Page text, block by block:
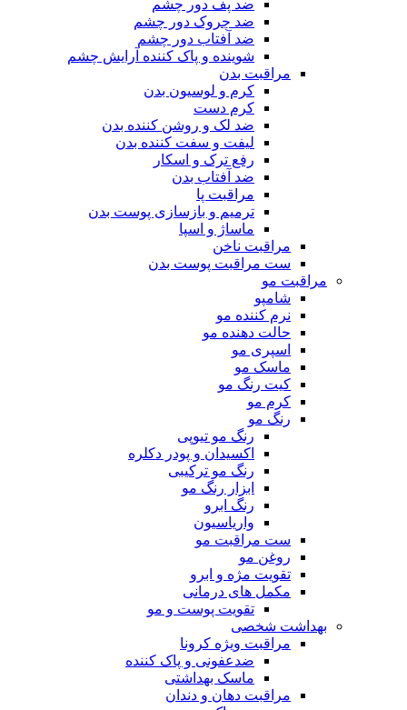
ضد پف دور چشم
ضد چروک دور چشم
ضد آفتاب دور چشم
شوینده و پاک کننده آرایش چشم
مراقبت بدن
کرم و لوسیون بدن
کرم دست
ضد لک و روشن کننده بدن
لیفت و سفت کننده بدن
رفع ترک و اسکار
ضد آفتاب بدن
مراقبت پا
ترمیم و بازسازی پوست بدن
ماساژ و اسپا
مراقبت ناخن
ست مراقبت پوست بدن
مراقبت مو
شامپو
نرم کننده مو
حالت دهنده مو
اسپری مو
ماسک مو
کیت رنگ مو
کرم مو
رنگ مو
رنگ مو تیوپی
اکسیدان و پودر دکلره
رنگ مو ترکیبی
ابزار رنگ مو
رنگ ابرو
واریاسیون
ست مراقبت مو
روغن مو
تقویت مژه و ابرو
مکمل های درمانی
تقویت پوست و مو
بهداشت شخصی
مراقبت ویژه کرونا
ضدعفونی و پاک کننده
ماسک بهداشتی
مراقبت دهان و دندان